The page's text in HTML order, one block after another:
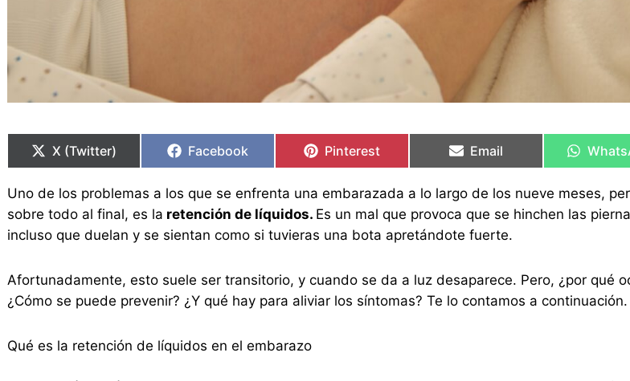
en
X (Twitter)
en
Facebook
en
Pinterest
en
Email
en
Uno de los problemas a los que se enfrenta una embarazada a lo largo de los nueve meses,
sobre todo al final, es la retención de líquidos. Es un mal que provoca que se hinchen las
incluso que duelan y se sientan como si tuvieras una bota apretándote fuerte.
Afortunadamente, esto suele ser transitorio, y cuando se da a luz desaparece. Pero, ¿por qué
¿Cómo se puede prevenir? ¿Y qué hay para aliviar los síntomas? Te lo contamos a continuación.
Qué es la retención de líquidos en el embarazo
en
en
en
en
en